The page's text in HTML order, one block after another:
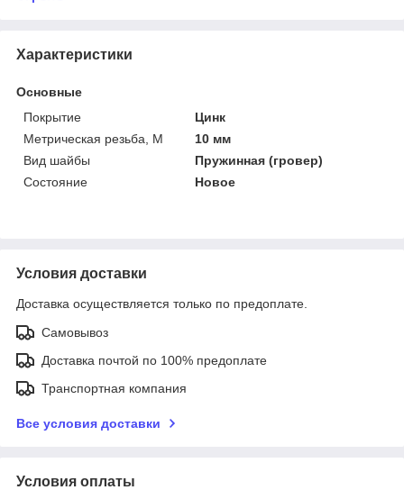
Характеристики
Основные
Покрытие
Цинк
Метрическая резьба, М
10 мм
Вид шайбы
Пружинная (гровер)
Состояние
Новое
Условия доставки
Доставка осуществляется только по предоплате.
Самовывоз
Доставка почтой по 100% предоплате
Транспортная компания
Все условия доставки
Условия оплаты